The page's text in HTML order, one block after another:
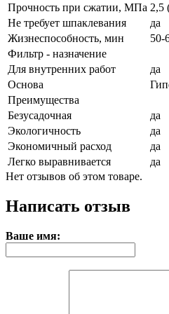
Прочность при сжатии, МПа 2,5
Не требует шпаклевания
да
Жизнеспособность, мин
50-
Фильтр - назначение
Для внутренних работ
да
Основа
Преимущества
Безусадочная
да
Экологичность
да
Экономичный расход
да
Легко выравнивается
да
Нет отзывов об этом товаре.
Написать отзыв
Ваше имя: